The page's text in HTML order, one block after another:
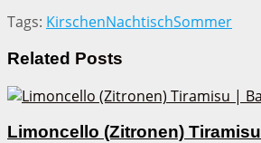
Tags: KirschenNachtischSommer
Related Posts
Limoncello (Zitronen) Tiramisu